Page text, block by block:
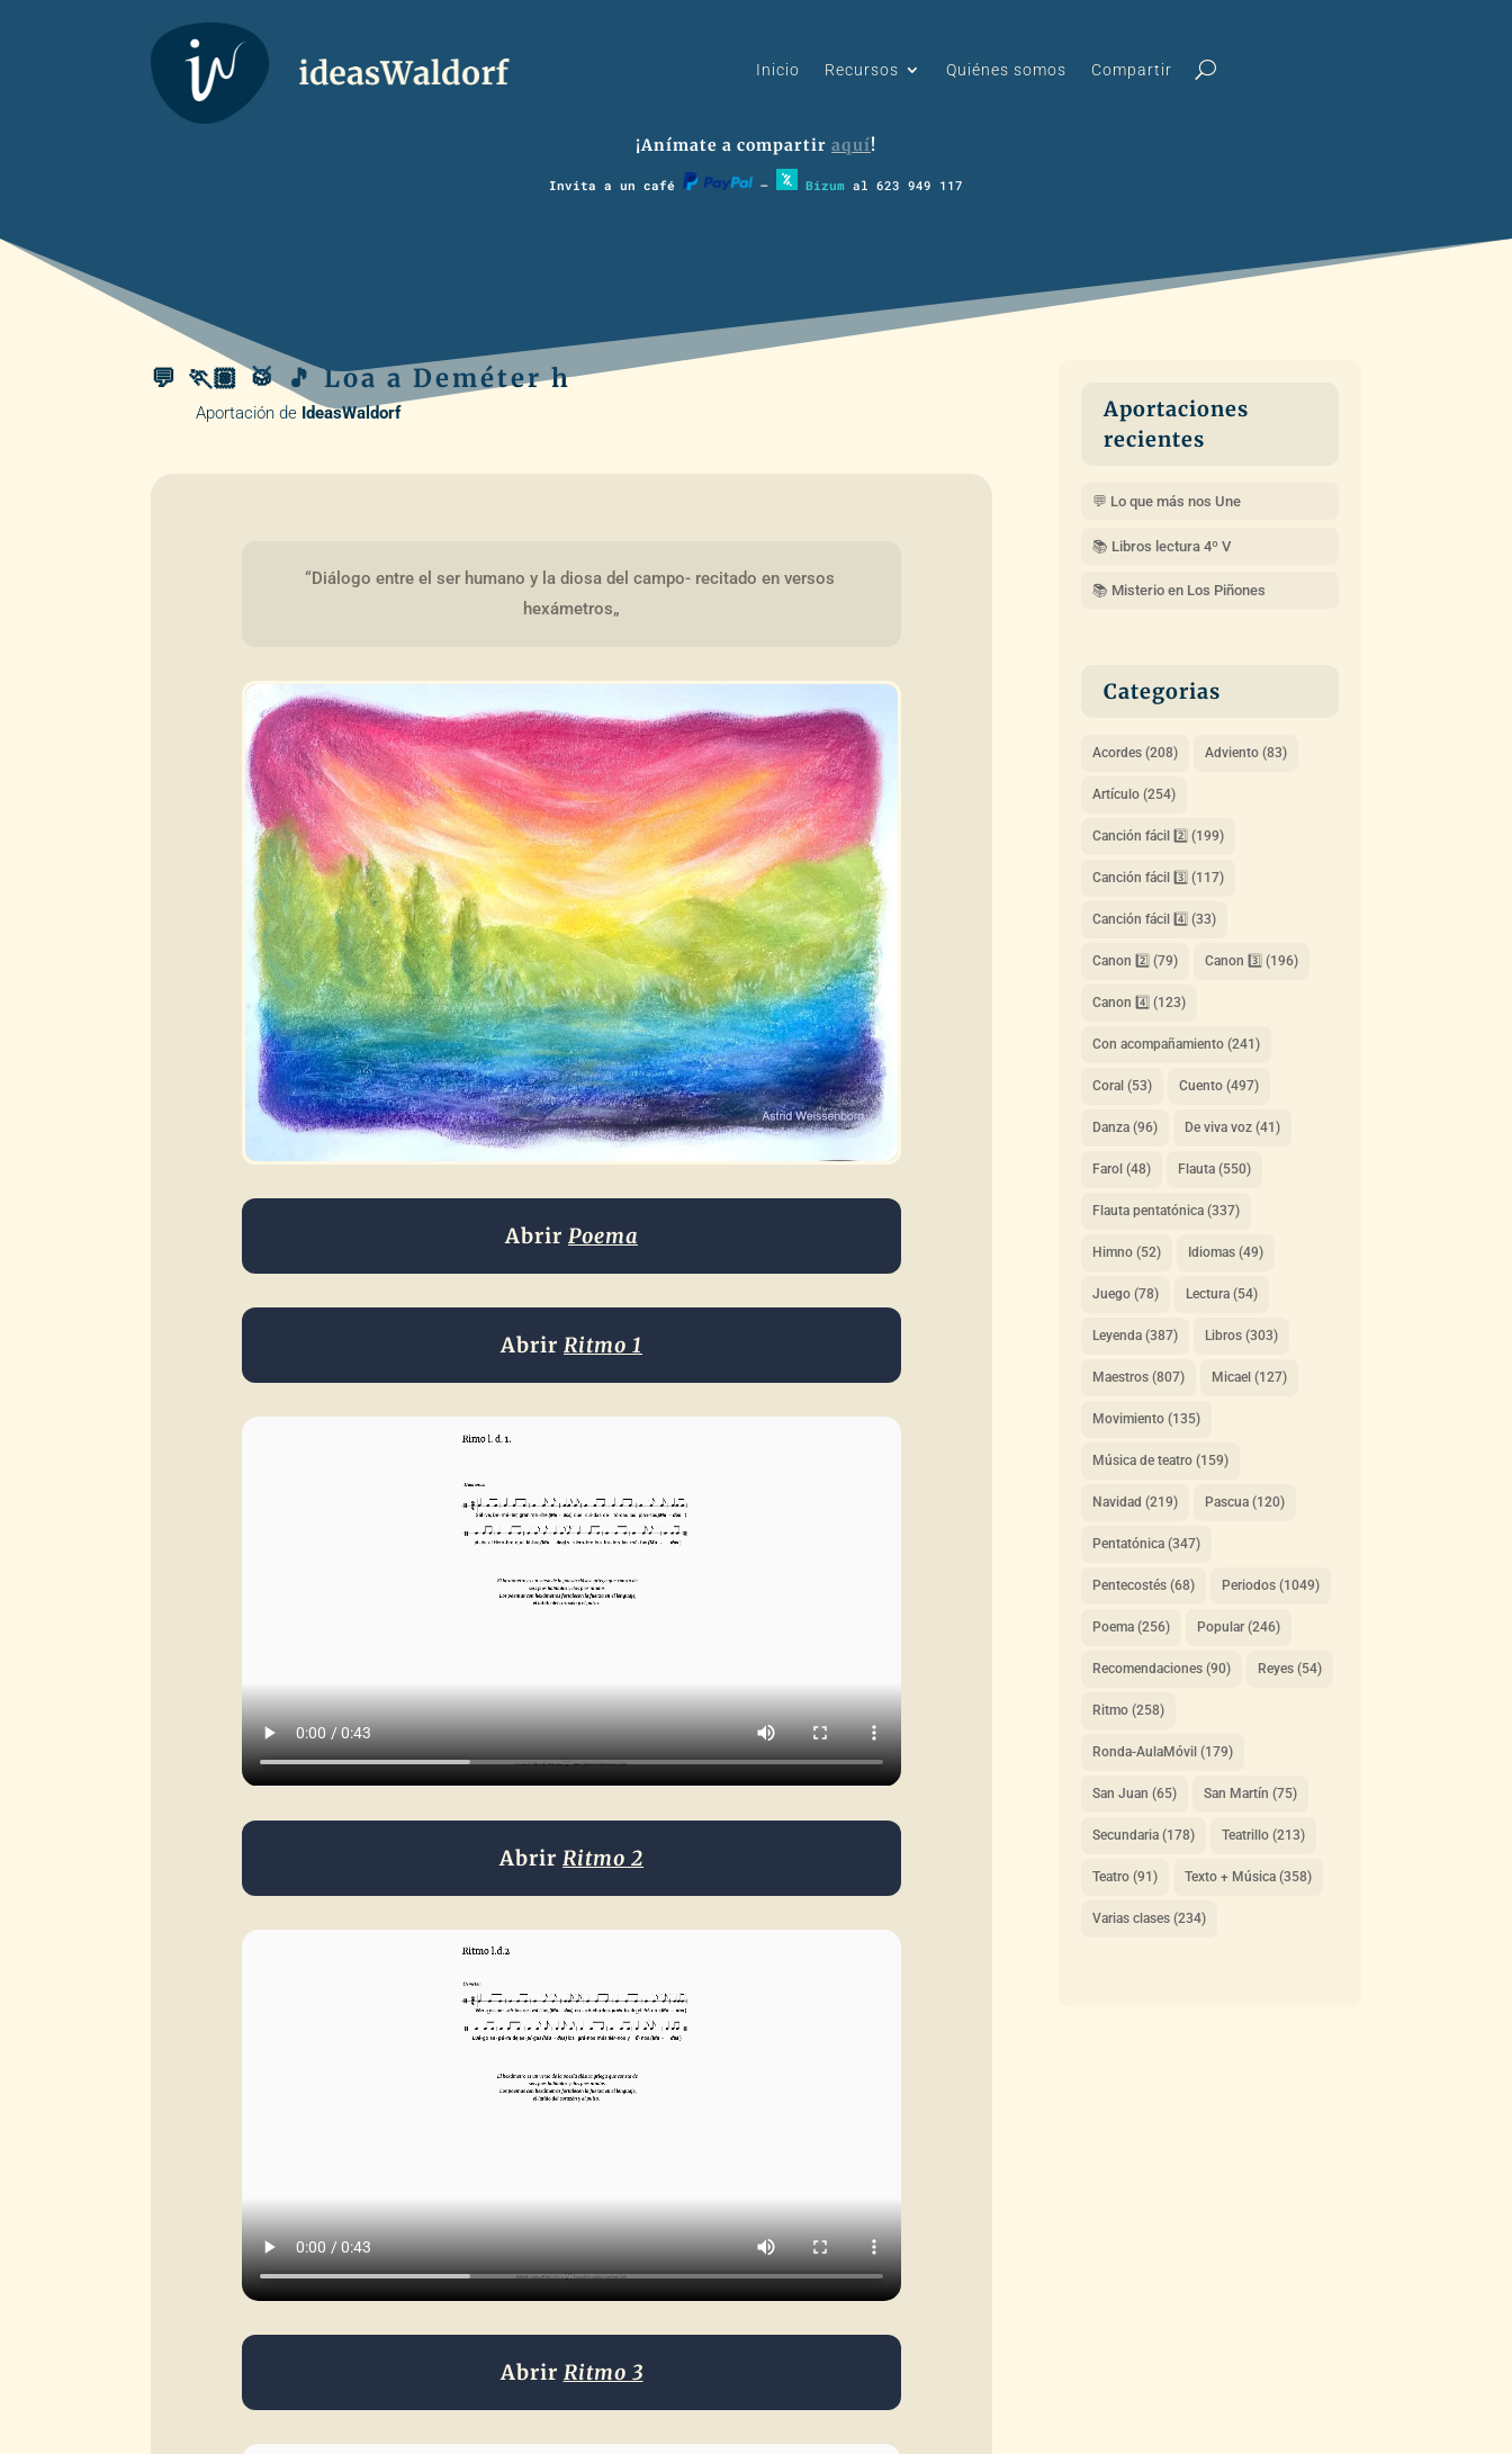
Inicio Recursos Quiénes somos Compartir
¡Anímate a compartir aquí!
Invita a un café – Bizum al 623 949 117
💬 🏃🏽 🥁 🎵 Loa a Deméter h
Aportación de IdeasWaldorf
“Diálogo entre el ser humano y la diosa del campo- recitado en versos
hexámetros„
AbrirPoema
AbrirRitmo 1
AbrirRitmo 2
Abrir Ritmo 3
Aportaciones
recientes
💬 Lo que más nos Une
📚 Libros lectura 4º V
📚 Misterio en Los Piñones
Categorias
Acordes(208) Adviento(83)
Artículo(254)
Canción fácil 2️⃣ (199)
Canción fácil 3️⃣ (117)
Canción fácil 4️⃣ (33)
Canon 2️⃣ (79) Canon 3️⃣ (196)
Canon 4️⃣ (123)
Con acompañamiento(241)
Coral (53) Cuento(497)
Danza(96) De viva voz(41)
Farol (48) Flauta(550)
Flauta pentatónica(337)
Himno(52) Idiomas(49)
Juego(78) Lectura(54)
Leyenda(387) Libros(303)
Maestros(807) Micael (127)
Movimiento(135)
Música de teatro(159)
Navidad (219) Pascua(120)
Pentatónica(347)
Pentecostés(68) Periodos(1049)
Poema(256) Popular(246)
Recomendaciones(90) Reyes(54)
Ritmo(258)
Ronda-AulaMóvil (179)
San Juan (65) San Martín (75)
Secundaria(178) Teatrillo(213)
Teatro(91) Texto + Música(358)
Varias clases(234)